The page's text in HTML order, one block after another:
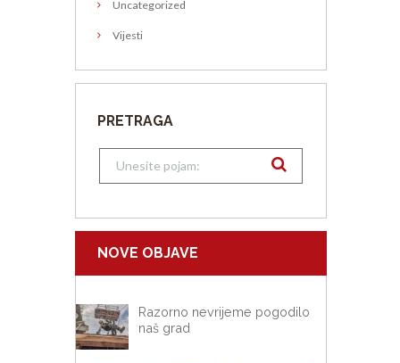
Uncategorized
Vijesti
PRETRAGA
NOVE OBJAVE
Razorno nevrijeme pogodilo
naš grad